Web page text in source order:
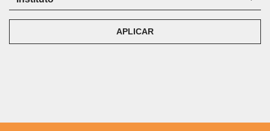
APLICAR